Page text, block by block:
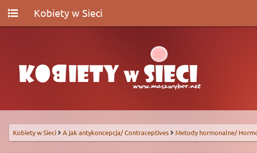
Kobiety w Sieci
Kobiety w Sieci A jak antykoncepcja/ Contraceptives Metody hormonalne/